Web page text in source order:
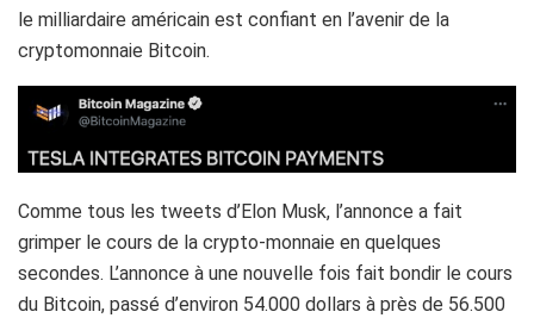
le milliardaire américain est confiant en l’avenir de la
cryptomonnaie Bitcoin.
Comme tous les tweets d’Elon Musk, l’annonce a fait
grimper le cours de la crypto-monnaie en quelques
secondes. L’annonce à une nouvelle fois fait bondir le cours
du Bitcoin, passé d’environ 54.000 dollars à près de 56.500